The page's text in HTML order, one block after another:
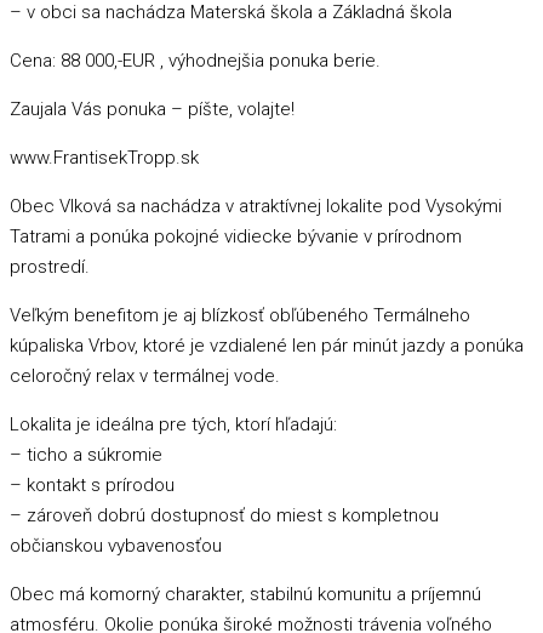
– v obci sa nachádza Materská škola a Základná škola
Cena: 88 000,-EUR , výhodnejšia ponuka berie.
Zaujala Vás ponuka – píšte, volajte!
www.FrantisekTropp.sk
Obec Vlková sa nachádza v atraktívnej lokalite pod Vysokými
Tatrami a ponúka pokojné vidiecke bývanie v prírodnom
prostredí.
Veľkým benefitom je aj blízkosť obľúbeného Termálneho
kúpaliska Vrbov, ktoré je vzdialené len pár minút jazdy a ponúka
celoročný relax v termálnej vode.
Lokalita je ideálna pre tých, ktorí hľadajú:
– ticho a súkromie
– kontakt s prírodou
– zároveň dobrú dostupnosť do miest s kompletnou
občianskou vybavenosťou
Obec má komorný charakter, stabilnú komunitu a príjemnú
atmosféru. Okolie ponúka široké možnosti trávenia voľného